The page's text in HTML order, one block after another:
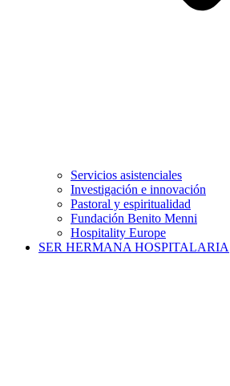
Servicios asistenciales
Investigación e innovación
Pastoral y espiritualidad
Fundación Benito Menni
Hospitality Europe
SER HERMANA HOSPITALARIA